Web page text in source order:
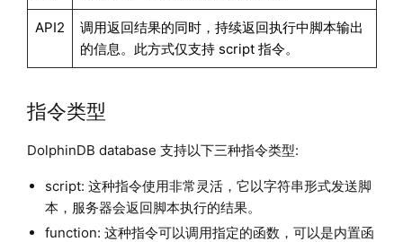
API2
调用返回结果的同时，持续返回执行中脚本输出
的信息。此方式仅支持 script 指令。
指令类型
DolphinDB database 支持以下三种指令类型:
script: 这种指令使用非常灵活，它以字符串形式发送脚
本，服务器会返回脚本执行的结果。
function: 这种指令可以调用指定的函数，可以是内置函